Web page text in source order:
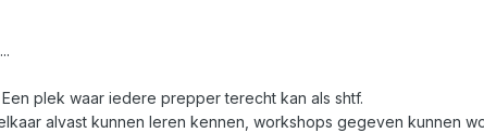
plek waar iedere prepper terecht kan als shtf.
alvast kunnen leren kennen, workshops gegeven kunnen